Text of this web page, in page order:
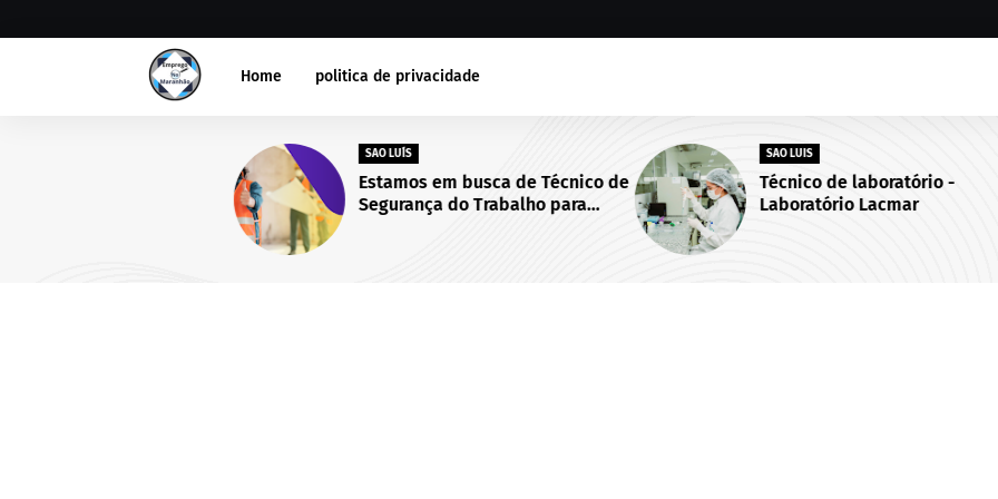
Home politica de privacidade
SAO LUÍS
Estamos em busca de Técnico de
Segurança do Trabalho para
integrar nosso time! São Luís/MA.
SAO LUIS
Técnico de laboratório -
Laboratório Lacmar